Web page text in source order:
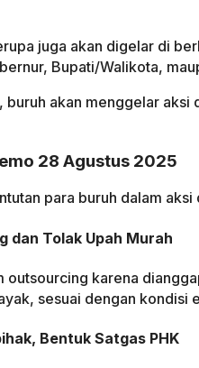
juga akan digelar di
Bupati/Walikota,
buruh akan menggelar aksi
28 Agustus 2025
para buruh dalam
dan Tolak Upah Murah
outsourcing karena
sesuai dengan kondisi
Bentuk Satgas PHK